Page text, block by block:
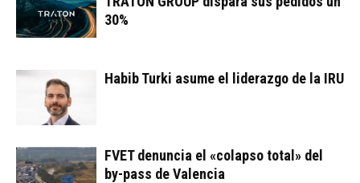
30%
Habib Turki asume el liderazgo de la IRU
FVET denuncia el «colapso total» del
by-pass de Valencia